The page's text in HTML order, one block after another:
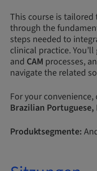
This course is
through the
steps needed to
clinical practice.
and CAM processes,
navigate the related
For your
Brazilian Portuguese,
Produktsegmente: